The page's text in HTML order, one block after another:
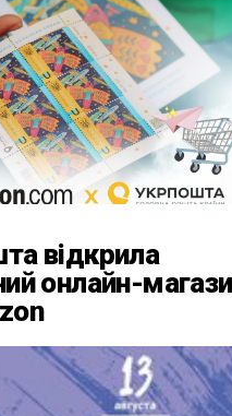
відкрила
онлайн-